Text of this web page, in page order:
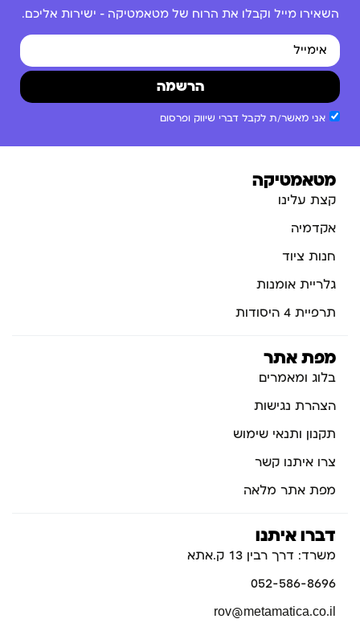
השאירו מייל וקבלו את הרוח של מטאמטיקה – ישירות אליכם.
אני מאשר/ת לקבל דברי שיווק ופרסום
הרשמה
מטאמטיקה
קצת עלינו
אקדמיה
חנות ציוד
גלריית אומנות
תרפיית 4 היסודות
מפת אתר
בלוג ומאמרים
הצהרת נגישות
תקנון ותנאי שימוש
צרו איתנו קשר
מפת אתר מלאה
דברו איתנו
משרד: דרך רבין 13 ק.אתא
052-586-8696
rov@metamatica.co.il